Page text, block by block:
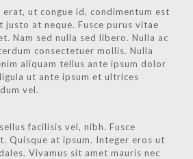
ut congue id, condimentum est
at neque. Fusce purus vitae
Nam sed nulla sed libero. Nulla ac
consectetuer mollis. Nulla
aliquam tellus ante ipsum dolor
ut ante ipsum et ultrices
vel.
facilisis vel, nibh. Fusce
Quisque at ipsum. Integer eros ut
Vivamus sit amet mauris nec